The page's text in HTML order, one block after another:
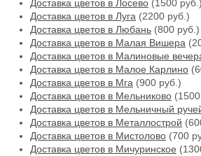
Доставка цветов в Лосево (1500 руб.)
Доставка цветов в Луга (2200 руб.)
Доставка цветов в Любань (800 руб.)
Доставка цветов в Малая Вишера
Доставка цветов в Малиновые
Доставка цветов в Малое Карлино
Доставка цветов в Мга (900 руб.)
Доставка цветов в Мельниково
Доставка цветов в Мельничный
Доставка цветов в Металлострой
Доставка цветов в Мистолово (700
Доставка цветов в Мичуринское